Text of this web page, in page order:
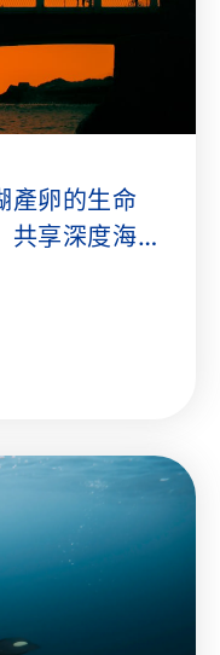
產卵的生命
共享深度海